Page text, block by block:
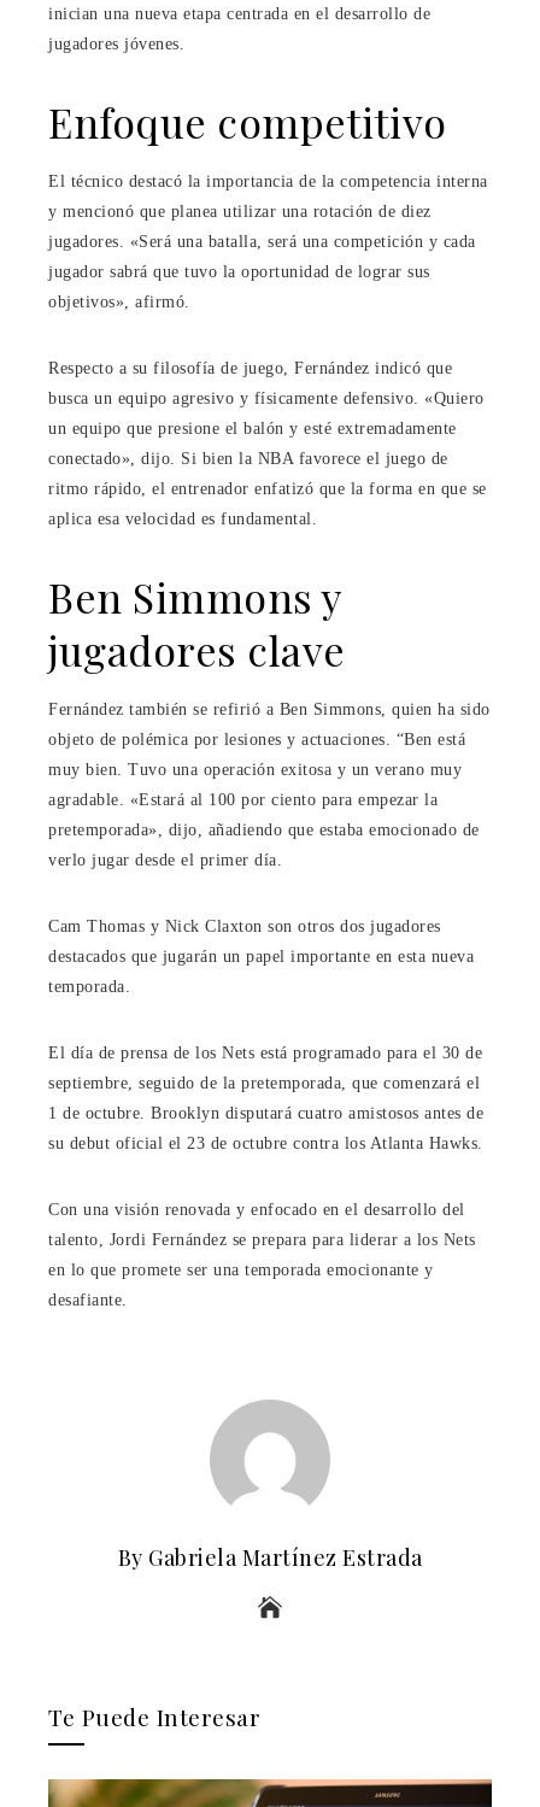
inician una nueva etapa centrada en el desarrollo de
jugadores jóvenes.
Enfoque competitivo
El técnico destacó la importancia de la competencia interna
y mencionó que planea utilizar una rotación de diez
jugadores. «Será una batalla, será una competición y cada
jugador sabrá que tuvo la oportunidad de lograr sus
objetivos», afirmó.
Respecto a su filosofía de juego, Fernández indicó que
busca un equipo agresivo y físicamente defensivo. «Quiero
un equipo que presione el balón y esté extremadamente
conectado», dijo. Si bien la NBA favorece el juego de
ritmo rápido, el entrenador enfatizó que la forma en que se
aplica esa velocidad es fundamental.
Ben Simmons y
jugadores clave
Fernández también se refirió a Ben Simmons, quien ha sido
objeto de polémica por lesiones y actuaciones. “Ben está
muy bien. Tuvo una operación exitosa y un verano muy
agradable. «Estará al 100 por ciento para empezar la
pretemporada», dijo, añadiendo que estaba emocionado de
verlo jugar desde el primer día.
Cam Thomas y Nick Claxton son otros dos jugadores
destacados que jugarán un papel importante en esta nueva
temporada.
El día de prensa de los Nets está programado para el 30 de
septiembre, seguido de la pretemporada, que comenzará el
1 de octubre. Brooklyn disputará cuatro amistosos antes de
su debut oficial el 23 de octubre contra los Atlanta Hawks.
Con una visión renovada y enfocado en el desarrollo del
talento, Jordi Fernández se prepara para liderar a los Nets
en lo que promete ser una temporada emocionante y
desafiante.
By Gabriela Martínez Estrada
Te Puede Interesar